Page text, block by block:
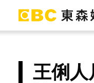
王俐人